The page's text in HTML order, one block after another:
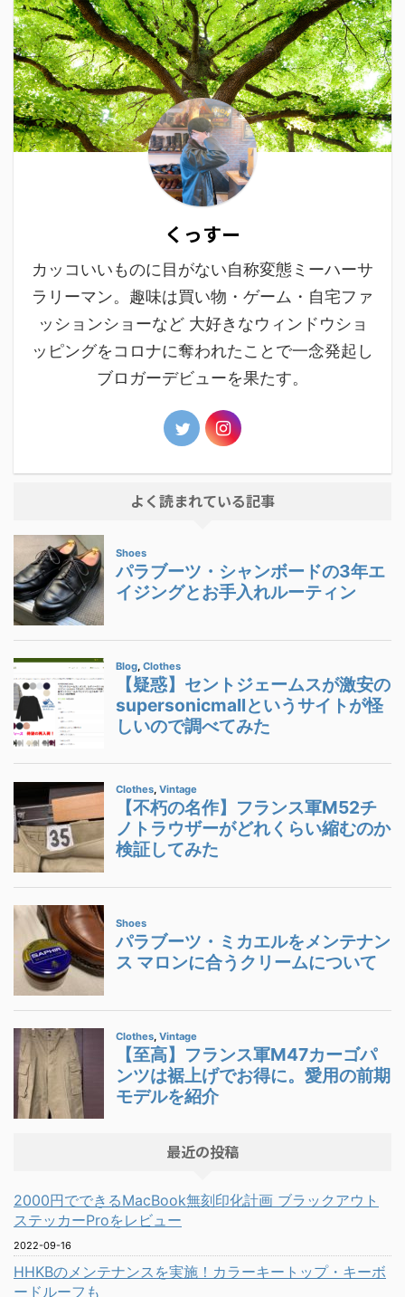
くっすー
カッコいいものに目がない自称変態ミーハーサ
ラリーマン。趣味は買い物・ゲーム・自宅ファ
ッションショーなど 大好きなウィンドウショ
ッピングをコロナに奪われたことで一念発起し
ブロガーデビューを果たす。
よく読まれている記事
最近の投稿
2000円でできるMacBook無刻印化計画 ブラックアウト
ステッカーProをレビュー
2022-09-16
HHKBのメンテナンスを実施！カラーキートップ・キーボ
ードルーフも